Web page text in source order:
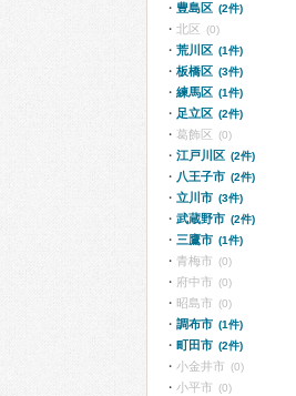
豊島区 (2件)
北区 (0)
荒川区 (1件)
板橋区 (3件)
練馬区 (1件)
足立区 (2件)
葛飾区 (0)
江戸川区 (2件)
八王子市 (2件)
立川市 (3件)
武蔵野市 (2件)
三鷹市 (1件)
青梅市 (0)
府中市 (0)
昭島市 (0)
調布市 (1件)
町田市 (2件)
小金井市 (0)
小平市 (0)